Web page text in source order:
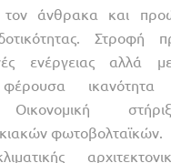
άνθρακα και
Στροφή
ενέργειας αλλά
Οικονομική
φωτοβολταϊκών.